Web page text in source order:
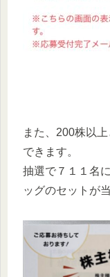
また、200株以
できます。
抽選で７１１名
ッグのセットが